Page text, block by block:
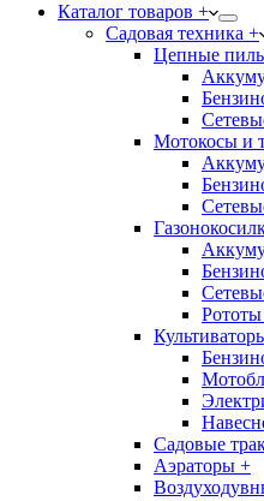
Каталог товаров +
Садовая техника +
Цепные
Мотокосы и
Рототы
Садовые
Аэраторы +